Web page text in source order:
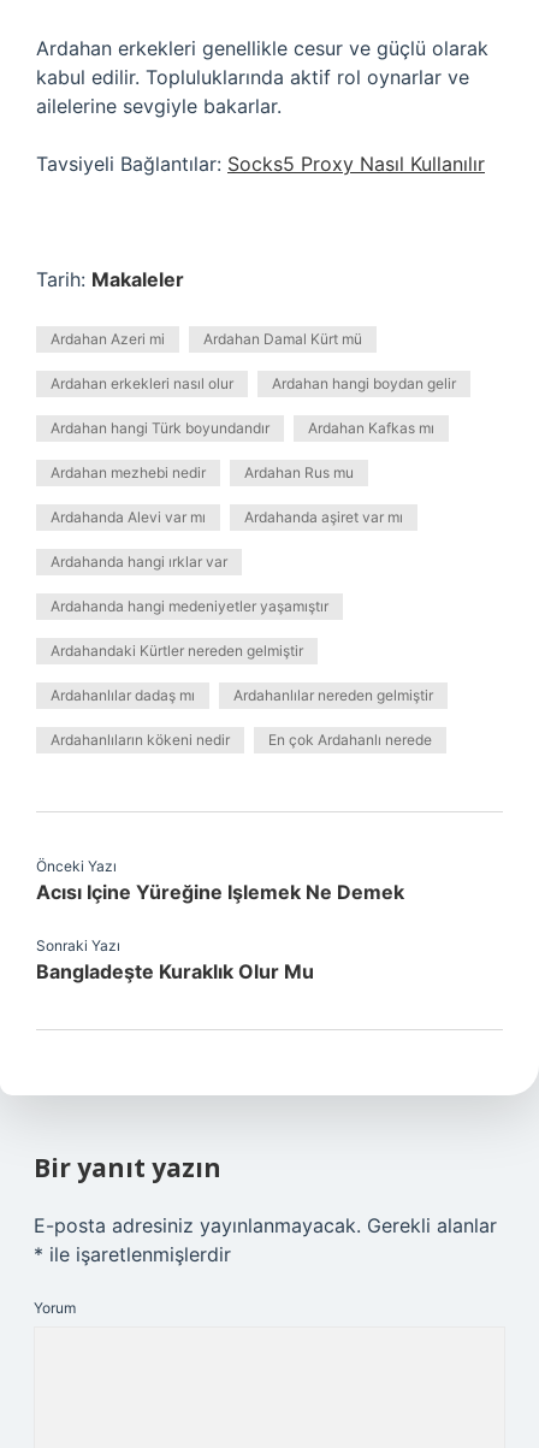
Ardahan erkekleri genellikle cesur ve güçlü olarak
kabul edilir. Topluluklarında aktif rol oynarlar ve
ailelerine sevgiyle bakarlar.
Tavsiyeli Bağlantılar: Socks5 Proxy Nasıl Kullanılır
Tarih: Makaleler
Ardahan Azeri mi Ardahan Damal Kürt mü
Ardahan erkekleri nasıl olur Ardahan hangi boydan gelir
Ardahan hangi Türk boyundandır Ardahan Kafkas mı
Ardahan mezhebi nedir Ardahan Rus mu
Ardahanda Alevi var mı Ardahanda aşiret var mı
Ardahanda hangi ırklar var
Ardahanda hangi medeniyetler yaşamıştır
Ardahandaki Kürtler nereden gelmiştir
Ardahanlılar dadaş mı Ardahanlılar nereden gelmiştir
Ardahanlıların kökeni nedir En çok Ardahanlı nerede
Önceki Yazı
Acısı Içine Yüreğine Işlemek Ne Demek
Sonraki Yazı
Bangladeşte Kuraklık Olur Mu
Bir yanıt yazın
E-posta adresiniz yayınlanmayacak. Gerekli alanlar
* ile işaretlenmişlerdir
Yorum